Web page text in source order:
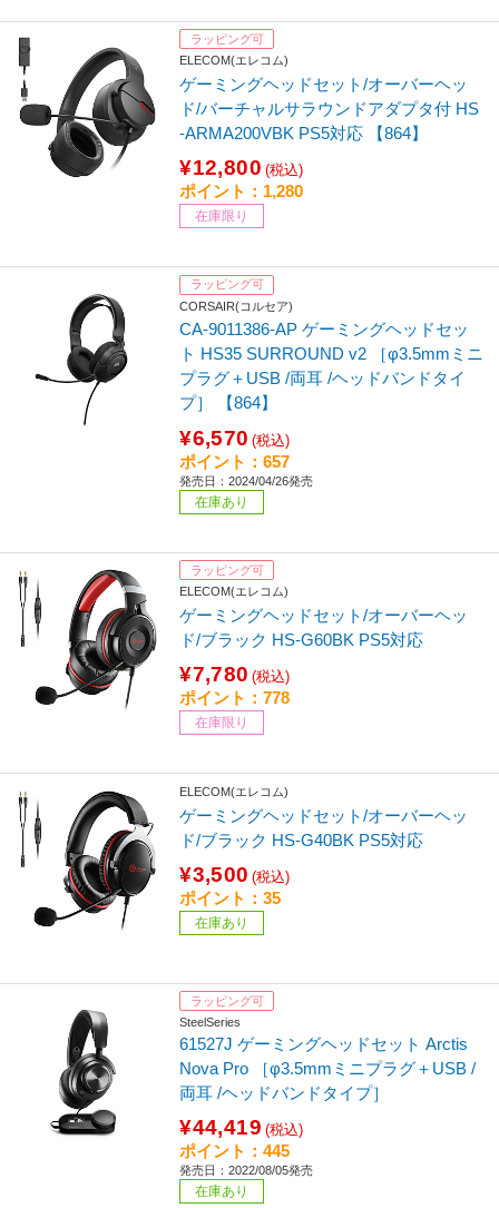
ラッピング可
ELECOM(エレコム)
ゲーミングヘッドセット/オーバーヘッ
ド/バーチャルサラウンドアダプタ付 HS
-ARMA200VBK PS5対応 【864】
¥12,800 (税込)
ポイント：1,280
在庫限り
ラッピング可
CORSAIR(コルセア)
CA-9011386-AP ゲーミングヘッドセッ
ト HS35 SURROUND v2 ［φ3.5mmミニ
プラグ＋USB /両耳 /ヘッドバンドタイ
プ］ 【864】
¥6,570 (税込)
ポイント：657
発売日：2024/04/26発売
在庫あり
ラッピング可
ELECOM(エレコム)
ゲーミングヘッドセット/オーバーヘッ
ド/ブラック HS-G60BK PS5対応
¥7,780 (税込)
ポイント：778
在庫限り
ELECOM(エレコム)
ゲーミングヘッドセット/オーバーヘッ
ド/ブラック HS-G40BK PS5対応
¥3,500 (税込)
ポイント：35
在庫あり
ラッピング可
SteelSeries
61527J ゲーミングヘッドセット Arctis
Nova Pro ［φ3.5mmミニプラグ＋USB /
両耳 /ヘッドバンドタイプ］
¥44,419 (税込)
ポイント：445
発売日：2022/08/05発売
在庫あり